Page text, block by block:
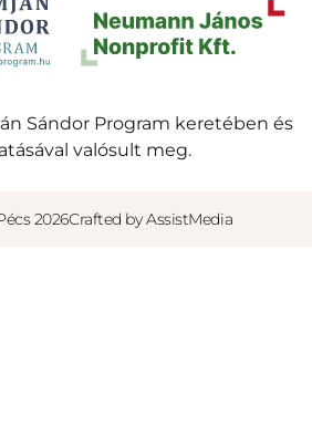
Sándor Program keretében és
valósult meg.
2026Crafted by AssistMedia